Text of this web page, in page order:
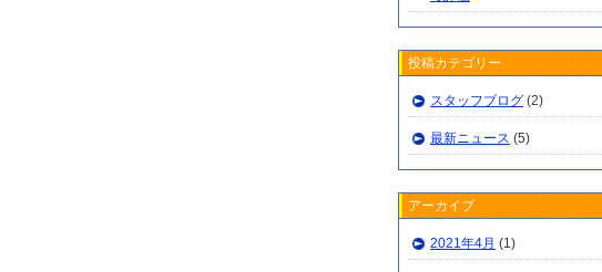
投稿カテゴリー
スタッフブログ (2)
最新ニュース (5)
アーカイブ
2021年4月 (1)